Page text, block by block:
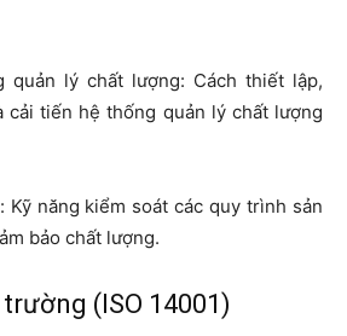
quản lý chất lượng: Cách thiết lập,
cải tiến hệ thống quản lý chất lượng
Kỹ năng kiểm soát các quy trình sản
bảo chất lượng.
(ISO 14001)